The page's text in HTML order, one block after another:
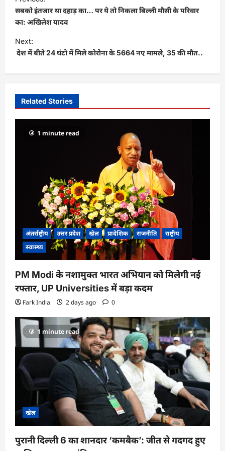
o
s
t
n
a
g
सबको इंतजार था दहाड़ का… पर ये तो निकला बिल्ली मौसी के परिवार
का: अखिलेश यादव
Next:
देश में बीते 24 घंटो में मिले कोरोना के 5664 नए मामले, 35 की मौत..
Related Stories
1 minute read
अंतर्राष्ट्रीय उत्तर प्रदेश खेल प्रादेशिक राजनीति
राष्ट्रीय
स्वास्थ्य
PM Modi के नशामुक्त भारत अभियान को मिलेगी नई
रफ्तार, UP Universities में बड़ा कदम
Fark India 2 days ago 0
1 minute read
खेल
पुरानी दिल्ली 6 का शानदार ‘कमबैक’: जीत से गदगद हुए